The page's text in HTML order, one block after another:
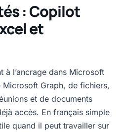
: Copilot
et
à l’ancrage dans Microsoft
Graph, de fichiers,
et de documents
accès. En français simple
quand il peut travailler sur